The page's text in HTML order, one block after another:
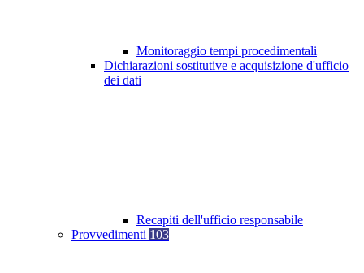
Monitoraggio tempi procedimentali
Dichiarazioni sostitutive e acquisizione d'ufficio
dei dati
Recapiti dell'ufficio responsabile
Provvedimenti 103